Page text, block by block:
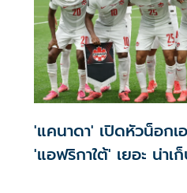
'แคนาดา' เปิดหัวน็อกเ
'แอฟริกาใต้' เยอะ น่า